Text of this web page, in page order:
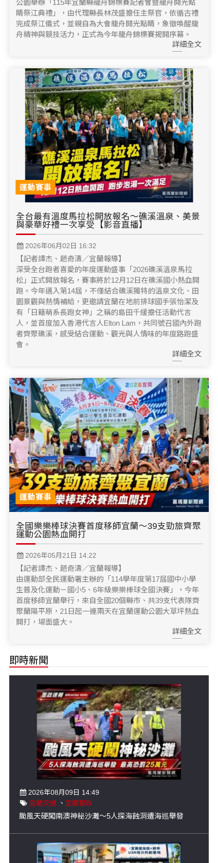
公園舉辦「115年宜蘭縣龍舟錦標賽記者會暨龍舟開光點
睛祭江典禮」，由代理縣長林茂盛擔任主祭官，依循古禮
完成祭江儀式，並親自為大會龍舟開光點睛，象徵喚醒龍
舟精神與競技活力，正式為今年龍舟錦標賽揭開序幕。
詳細全文
運動賽事
全台最有溫度馬拉松開放報名～礁溪溫泉、美景
與豪華好禮一次享受【影音直播】
2026年06月02日 16:32
【記者譚杰、趙奇濤／宜蘭報導】
深受全台跑者喜愛的年度運動盛事「2026礁溪溫泉馬拉
松」正式開放報名，賽事將於12月12日在礁溪國小熱血開
跑。今年邁入第14屆，不僅結合礁溪獨特的溫泉文化、田
園景觀與熱情補給，更邀請宜蘭在地前排球國手張怡潔及
有「日籍萌系長跑女神」之稱的島田千緩擔任活動代言
人，並首度加入香港代言人Elton Lam，共同號召國內外跑
者齊聚礁溪，感受結合運動、觀光與人情味的年度路跑盛
會。
詳細全文
運動賽事
全國樂樂棒球決賽首度移師宜蘭～39支勁旅齊聚
運動公園熱血開打
2026年05月21日 14:22
【記者譚杰、趙奇濤／宜蘭報導】
由運動部全民運動署主辦的「114學年度第17屆國中小學
生普及化運動－國小5、6年級樂樂棒球全國決賽」，今年
首度移師宜蘭舉行，來自全國20個縣市、共39支代表隊齊
聚蘭陽平原，21日起一連兩天在宜蘭運動公園大草坪熱血
開打，場面盛大。
詳細全文
即時新聞
2026年08月09日 14:49
宜蘭交通 、 宜蘭警政
颱風天硬闖南澳神秘沙灘～5人探海蝕洞遭海巡舉發